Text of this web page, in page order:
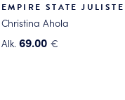
EMPIRE STATE JULISTE
Christina Ahola
Alk. 69.00 €